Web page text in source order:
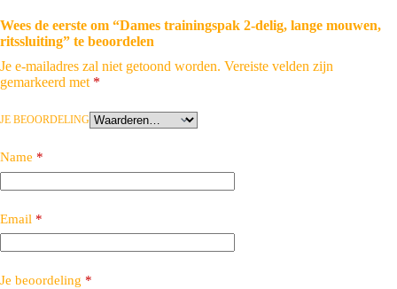
Wees de eerste om “Dames trainingspak 2-delig, lange mouwen,
ritssluiting” te beoordelen
Je e-mailadres zal niet getoond worden. Vereiste velden zijn
gemarkeerd met *
JE BEOORDELING
Name *
Email *
Je beoordeling *